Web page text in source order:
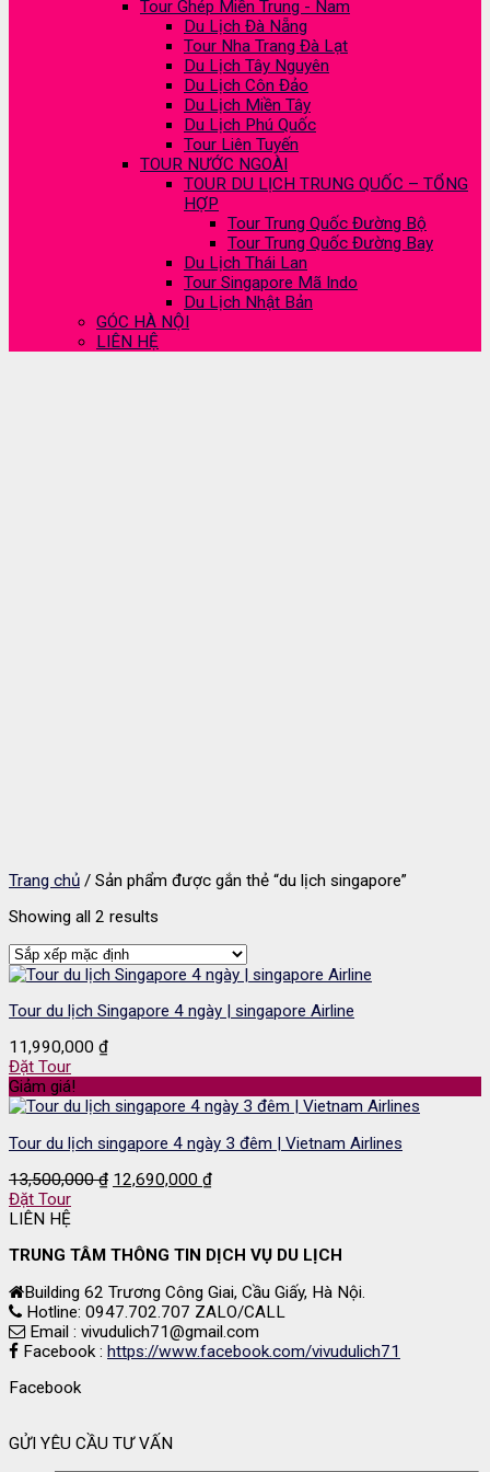
Tour Ghép Miền Trung - Nam
Du Lịch Đà Nẵng
Tour Nha Trang Đà Lạt
Du Lịch Tây Nguyên
Du Lịch Côn Đảo
Du Lịch Miền Tây
Du Lịch Phú Quốc
Tour Liên Tuyến
TOUR NƯỚC NGOÀI
TOUR DU LỊCH TRUNG QUỐC – TỔNG
HỢP
Tour Trung Quốc Đường Bộ
Tour Trung Quốc Đường Bay
Du Lịch Thái Lan
Tour Singapore Mã Indo
Du Lịch Nhật Bản
GÓC HÀ NỘI
LIÊN HỆ
Trang chủ / Sản phẩm được gắn thẻ “du lịch singapore”
Showing all 2 results
Tour du lịch Singapore 4 ngày | singapore Airline
11,990,000 ₫
Đặt Tour
Giảm giá!
Tour du lịch singapore 4 ngày 3 đêm | Vietnam Airlines
13,500,000₫ Giá
12,690,000 ₫Giá
12,690,000 ₫.
Đặt Tour
LIÊN HỆ
TRUNG TÂM THÔNG TIN DỊCH VỤ DU LỊCH
Building 62 Trương Công Giai, Cầu Giấy, Hà Nội.
Hotline: 0947.702.707 ZALO/CALL
Email : vivudulich71@gmail.com
Facebook : https://www.facebook.com/vivudulich71
Facebook
GỬI YÊU CẦU TƯ VẤN